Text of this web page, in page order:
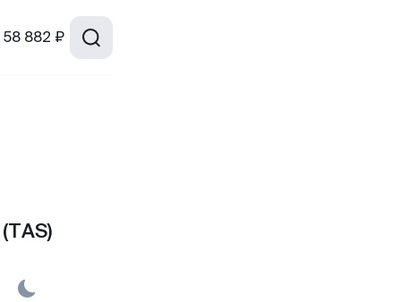
58 882 ₽